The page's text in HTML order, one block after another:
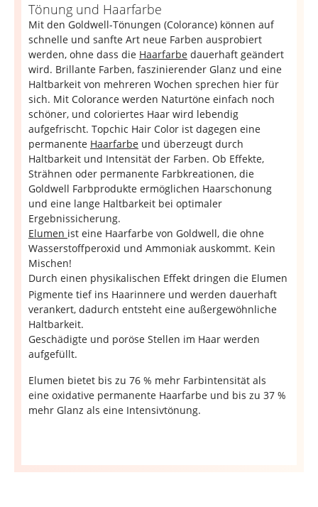
Tönung und Haarfarbe
Mit den Goldwell-Tönungen (Colorance) können auf
schnelle und sanfte Art neue Farben ausprobiert
werden, ohne dass die Haarfarbe dauerhaft geändert
wird. Brillante Farben, faszinierender Glanz und eine
Haltbarkeit von mehreren Wochen sprechen hier für
sich. Mit Colorance werden Naturtöne einfach noch
schöner, und coloriertes Haar wird lebendig
aufgefrischt. Topchic Hair Color ist dagegen eine
permanente Haarfarbe und überzeugt durch
Haltbarkeit und Intensität der Farben. Ob Effekte,
Strähnen oder permanente Farbkreationen, die
Goldwell Farbprodukte ermöglichen Haarschonung
und eine lange Haltbarkeit bei optimaler
Ergebnissicherung.
Elumen ist eine Haarfarbe von Goldwell, die ohne
Wasserstoffperoxid und Ammoniak auskommt. Kein
Mischen!
Durch einen physikalischen Effekt dringen die Elumen
Pigmente tief ins Haarinnere und werden dauerhaft
verankert, dadurch entsteht eine außergewöhnliche
Haltbarkeit.
Geschädigte und poröse Stellen im Haar werden
aufgefüllt.
Elumen bietet bis zu 76 % mehr Farbintensität als
eine oxidative permanente Haarfarbe und bis zu 37 %
mehr Glanz als eine Intensivtönung.